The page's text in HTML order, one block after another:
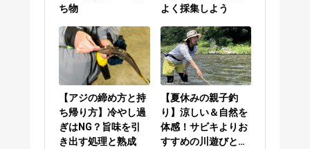
ち物
よく採集しよう
【アジの締め方と持
ち帰り方】冷やし過
ぎはNG？旨味を引
き出す処理と熟成
【夏休みの親子釣
り】涼しい＆自然を
体感！サビキよりお
すすめの川遊びと